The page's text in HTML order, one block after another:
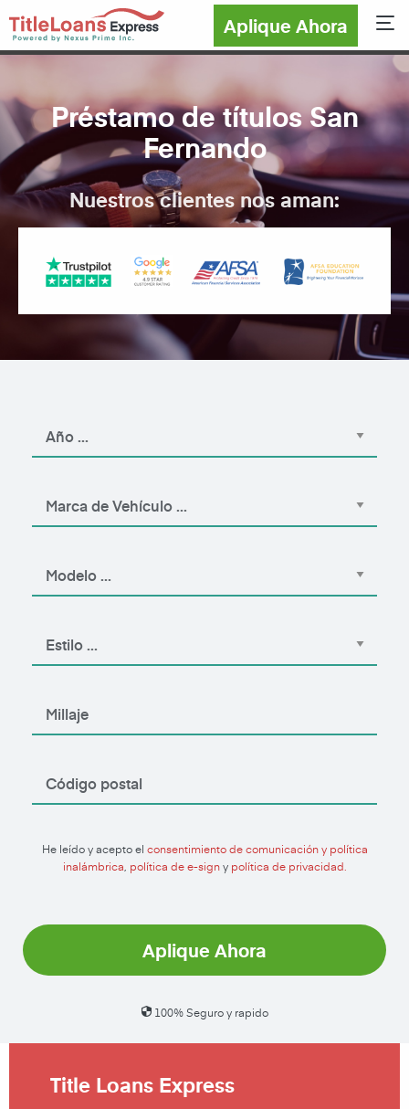
Aplique Ahora
Préstamo de títulos San
Fernando
Nuestros clientes nos aman:
He leído y acepto el consentimiento de comunicación y política
inalámbrica política de e-signy política de privacidad.
Aplique Ahora
100% Seguro y rapido
Title Loans Express